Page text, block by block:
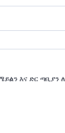
እና ድር ጣቢያን